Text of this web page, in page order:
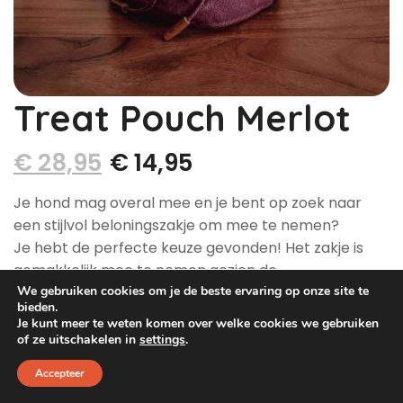
Dog Pawty
Hondentuin abonnement
Reservatieoverzicht
Hondentuin abonnement
Winkelwagen
Treat Pouch Merlot
€ 28,95 €14,95
Je hond mag overal mee en je bent op zoek naar
een stijlvol beloningszakje om mee te nemen?
Je hebt de perfecte keuze gevonden! Het zakje is
gemakkelijk mee te nemen gezien de
bevestigingsclip. Zo kan je deze bevestigen aan een
rugzak of riem, voor onderweg.
Dit zijn gewaxte canvaszakjes die voorzien zijn met
een waterafstotende voering.
We gebruiken cookies om je de beste ervaring op onze site te
bieden.
Je kunt meer te weten komen over welke cookies we gebruiken
of ze uitschakelen in settings.
Accepteer